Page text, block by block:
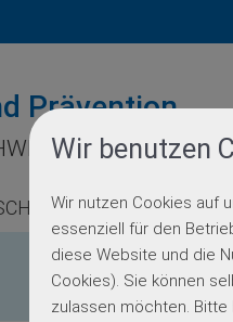
Wir benutzen
Wir nutzen Cookies auf
essenziell für den
diese Website und die
Cookies). Sie können
zulassen möchten.
Prävention
BERATUNG